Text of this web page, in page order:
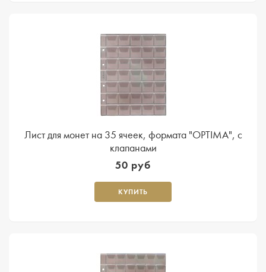
Лист для монет на 35 ячеек, формата "OPTIMA", с
клапанами
50 руб
КУПИТЬ